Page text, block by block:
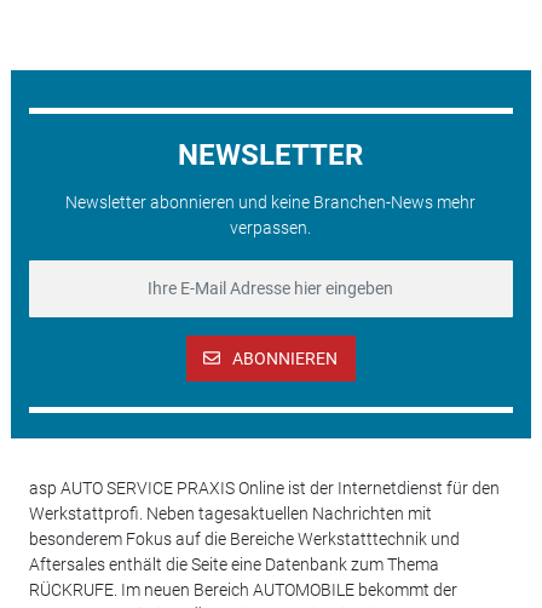
NEWSLETTER
Newsletter abonnieren und keine Branchen-News mehr
verpassen.
ABONNIEREN
asp AUTO SERVICE PRAXIS Online ist der Internetdienst für den
Werkstattprofi. Neben tagesaktuellen Nachrichten mit
besonderem Fokus auf die Bereiche Werkstatttechnik und
Aftersales enthält die Seite eine Datenbank zum Thema
RÜCKRUFE. Im neuen Bereich AUTOMOBILE bekommt der